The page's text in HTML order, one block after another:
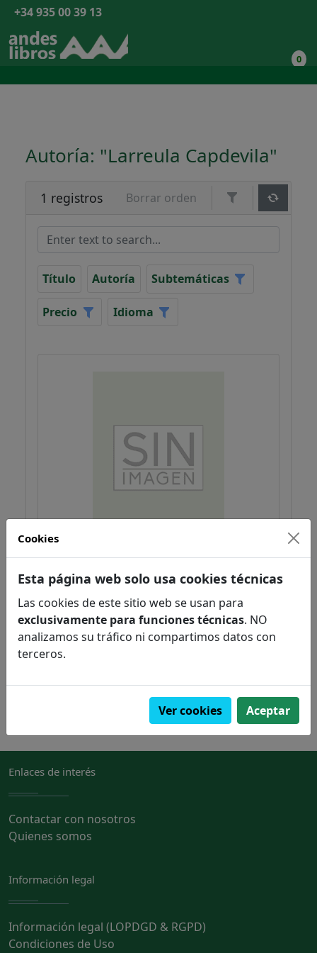
+34 935 00 39 13
0
Autoría: "Larreula Capdevila"
1 registros Borrar orden
Título Autoría Subtemáticas
Precio Idioma
La bruixa avorrida se'n va a
Venecia
Larreula , Capdevila
Narrativa Infantil / Juvenil
Literatura
Enlaces de interés
Contactar con nosotros
Quienes somos
Información legal
Información legal (LOPDGD & RGPD)
Condiciones de Uso
Cookies
Esta página web solo usa cookies técnicas
Las cookies de este sitio web se usan para
exclusivamente para funciones técnicas. NO
analizamos su tráfico ni compartimos datos con
terceros.
Ver cookies Aceptar